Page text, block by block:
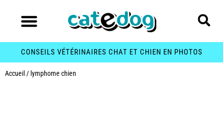
CONSEILS VÉTÉRINAIRES CHAT ET CHIEN EN PHOTOS
Accueil / lymphome chien